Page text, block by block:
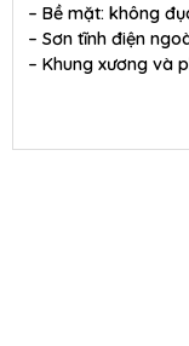
– Bề mặt: không
– Sơn tĩnh điện
– Khung xương và